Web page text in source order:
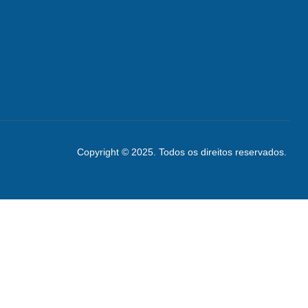
Copyright © 2025. Todos os direitos reservados.